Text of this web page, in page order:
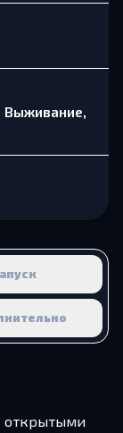
Выживание,
открытыми